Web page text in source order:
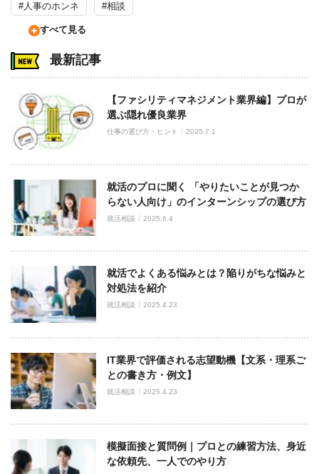
#人事のホンネ #相談
すべて見る
最新記事
【ファシリティマネジメント業界編】プロが
選ぶ隠れ優良業界
仕事の選び方・ヒント 2025.7.1
就活のプロに聞く 「やりたいことが見つか
らない人向け」のインターンシップの選び方
就活相談 2025.6.4
就活でよくある悩みとは？陥りがちな悩みと
対処法を紹介
就活相談 2025.4.23
IT業界で評価される志望動機【文系・理系ご
との書き方・例文】
就活相談 2025.4.23
模擬面接と質問例｜プロとの練習方法、身近
な依頼先、一人でのやり方